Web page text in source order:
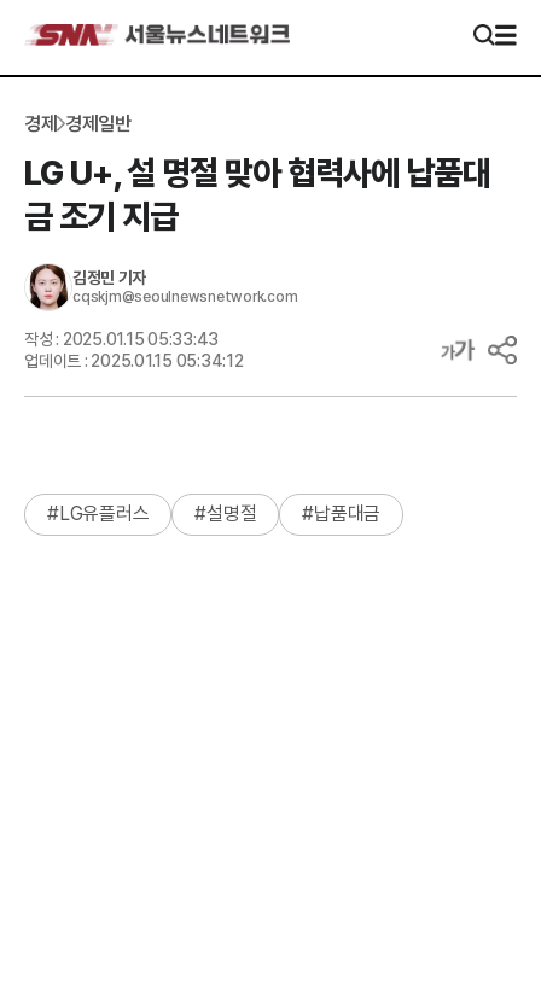
경제 경제일반
LG U+, 설 명절 맞아 협력사에 납품대
금 조기 지급
김정민 기자
cqskjm@seoulnewsnetwork.com
작성 : 2025.01.15 05:33:43
업데이트 : 2025.01.15 05:34:12
#LG유플러스 #설명절 #납품대금